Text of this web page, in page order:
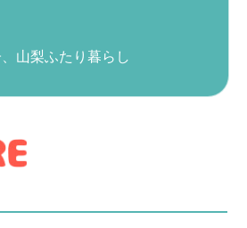
山梨ふたり暮らし